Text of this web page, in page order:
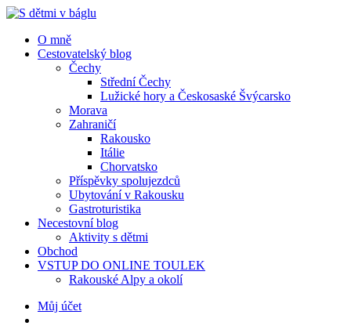
Menu
Menu
O mně
Cestovatelský blog
Čechy
Střední Čechy
Lužické hory a Českosaské Švýcarsko
Morava
Zahraničí
Rakousko
Itálie
Chorvatsko
Příspěvky spolujezdců
Ubytování v Rakousku
Gastroturistika
Necestovní blog
Aktivity s dětmi
Obchod
VSTUP DO ONLINE TOULEK
Rakouské Alpy a okolí
HledatMůj účet